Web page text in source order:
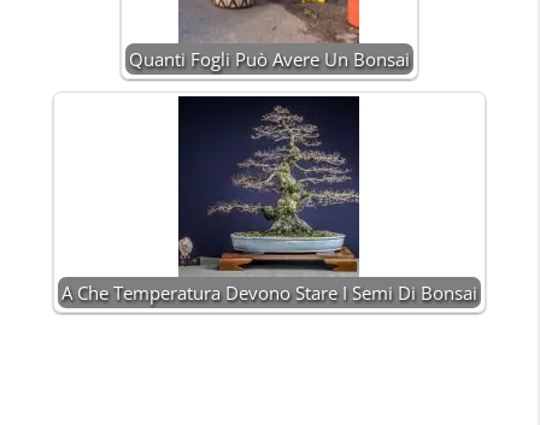
Quanti Fogli Può Avere Un Bonsai
A Che Temperatura Devono Stare I Semi Di Bonsai